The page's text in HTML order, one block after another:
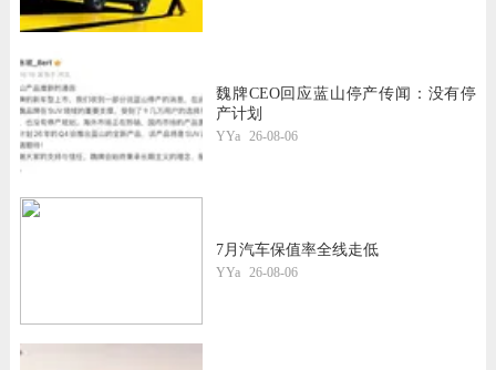
魏牌CEO回应蓝山停产传闻：没有停
产计划
YYa 26-08-06
7月汽车保值率全线走低
YYa 26-08-06